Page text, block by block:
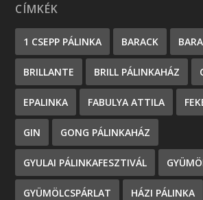
CÍMKÉK
1 CSEPP PÁLINKA BARACK
BRILLANTE BRILL PÁLINKAHÁZ
EPALINKA FABULYA ATTILA
GIN GONG PÁLINKAHÁZ
GYULAI PÁLINKAFESZTIVÁL
GYÜMÖLCSPÁRLAT HÁZI PÁLINKA